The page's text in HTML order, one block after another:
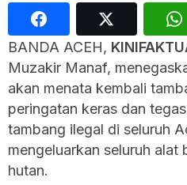
BANDA ACEH,
Muzakir Manaf,
akan menata kembali
peringatan keras dan
tambang ilegal di seluruh
mengeluarkan seluruh alat
hutan.